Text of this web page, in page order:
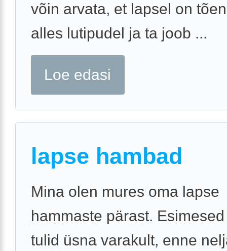
võin arvata, et lapsel on
alles lutipudel ja ta joob ...
Loe edasi
lapse hambad
Mina olen mures oma lapse
hammaste pärast.
tulid üsna varakult, enne